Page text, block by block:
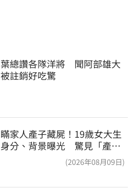
葉總讚各隊洋將　聞阿部雄大
被註銷好吃驚
瞞家人產子藏屍！19歲女大生
身分、背景曝光 驚見「產檢
(2026年08月09日)